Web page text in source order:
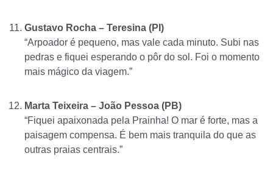
Gustavo Rocha – Teresina (PI)
“Arpoador é pequeno, mas vale cada minuto. Subi nas
pedras e fiquei esperando o pôr do sol. Foi o momento
mais mágico da viagem.”
Marta Teixeira – João Pessoa (PB)
“Fiquei apaixonada pela Prainha! O mar é forte, mas a
paisagem compensa. É bem mais tranquila do que as
outras praias centrais.”